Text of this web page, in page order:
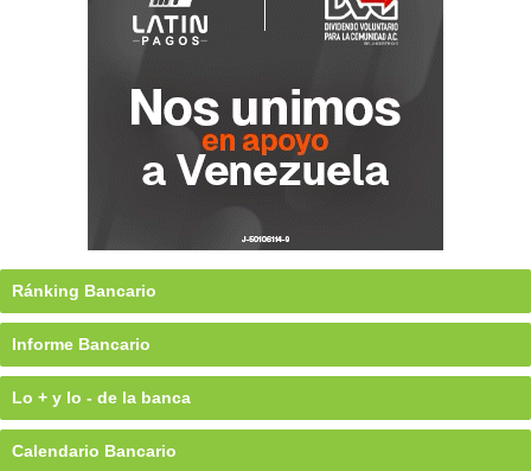
Ránking Bancario
Informe Bancario
Lo + y lo - de la banca
Calendario Bancario